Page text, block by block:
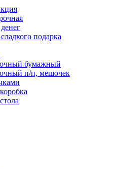
подарка
бумажный
п/п, мешочек